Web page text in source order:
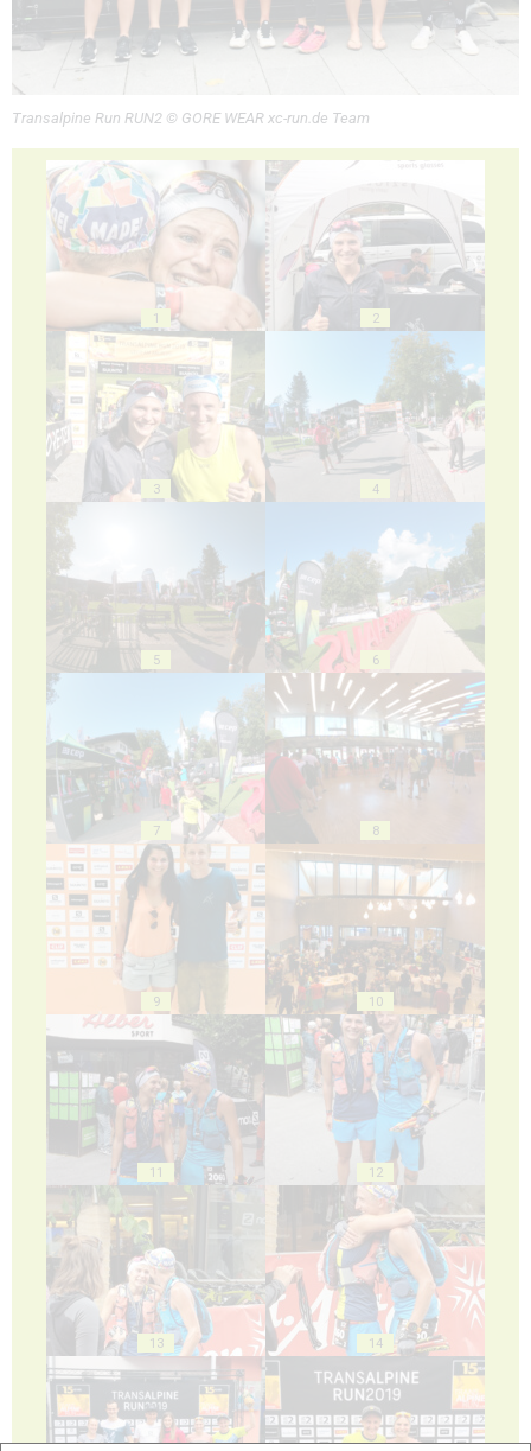
Transalpine Run RUN2 © GORE WEAR xc-run.de Team
1 2
3 4
5 6
7 8
9 10
11 12
13 14